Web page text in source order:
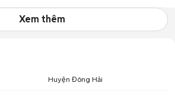
Xem thêm
Huyện Đông Hải